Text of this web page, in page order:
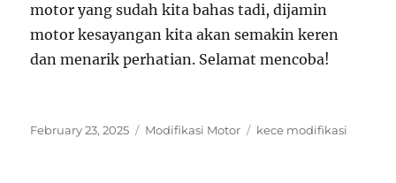
motor yang sudah kita bahas tadi, dijamin
motor kesayangan kita akan semakin keren
dan menarik perhatian. Selamat mencoba!
Posted
February 23, 2025 Categories
Modifikasi Motor Tags
kece modifikasi